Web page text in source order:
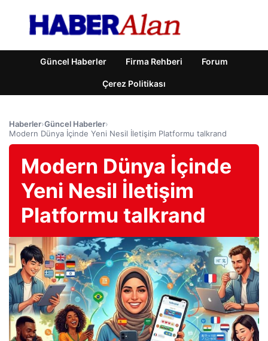
Güncel Haberler Firma Rehberi Forum
Çerez Politikası
Haberler›Güncel Haberler›
Modern Dünya İçinde Yeni Nesil İletişim Platformu talkrand
Modern Dünya İçinde
Yeni Nesil İletişim
Platformu talkrand